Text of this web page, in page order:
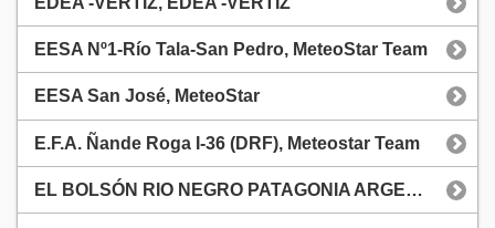
EESA Nº1-Río Tala-San Pedro, MeteoStar Team
EESA San José, MeteoStar
E.F.A. Ñande Roga I-36 (DRF), Meteostar Team
EL BOLSÓN RIO NEGRO PATAGONIA ARGENTINA, FM CUMBRE 98.3 EL BOLSÓN RIÓ NEGRO ARGENTINA